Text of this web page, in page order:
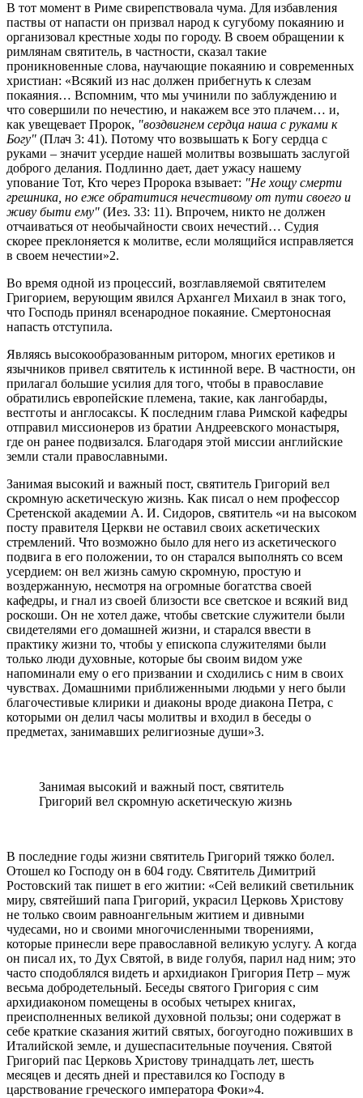
В тот момент в Риме свирепствовала чума. Для избавления
паствы от напасти он призвал народ к сугубому покаянию и
организовал крестные ходы по городу. В своем обращении к
римлянам святитель, в частности, сказал такие
проникновенные слова, научающие покаянию и современных
христиан: «Всякий из нас должен прибегнуть к слезам
покаяния… Вспомним, что мы учинили по заблуждению и
что совершили по нечестию, и накажем все это плачем… и,
как увещевает Пророк, "воздвигнем сердца наша с руками к
Богу" (Плач 3: 41). Потому что возвышать к Богу сердца с
руками – значит усердие нашей молитвы возвышать заслугой
доброго делания. Подлинно дает, дает ужасу нашему
упование Тот, Кто через Пророка взывает: "Не хощу смерти
грешника, но еже обратитися нечестивому от пути своего и
живу быти ему" (Иез. 33: 11). Впрочем, никто не должен
отчаиваться от необычайности своих нечестий… Судия
скорее преклоняется к молитве, если молящийся исправляется
в своем нечестии»2.
Во время одной из процессий, возглавляемой святителем
Григорием, верующим явился Архангел Михаил в знак того,
что Господь принял всенародное покаяние. Смертоносная
напасть отступила.
Являясь высокообразованным ритором, многих еретиков и
язычников привел святитель к истинной вере. В частности, он
прилагал большие усилия для того, чтобы в православие
обратились европейские племена, такие, как лангобарды,
вестготы и англосаксы. К последним глава Римской кафедры
отправил миссионеров из братии Андреевского монастыря,
где он ранее подвизался. Благодаря этой миссии английские
земли стали православными.
Занимая высокий и важный пост, святитель Григорий вел
скромную аскетическую жизнь. Как писал о нем профессор
Сретенской академии А. И. Сидоров, святитель «и на высоком
посту правителя Церкви не оставил своих аскетических
стремлений. Что возможно было для него из аскетического
подвига в его положении, то он старался выполнять со всем
усердием: он вел жизнь самую скромную, простую и
воздержанную, несмотря на огромные богатства своей
кафедры, и гнал из своей близости все светское и всякий вид
роскоши. Он не хотел даже, чтобы светские служители были
свидетелями его домашней жизни, и старался ввести в
практику жизни то, чтобы у епископа служителями были
только люди духовные, которые бы своим видом уже
напоминали ему о его призвании и сходились с ним в своих
чувствах. Домашними приближенными людьми у него были
благочестивые клирики и диаконы вроде диакона Петра, с
которыми он делил часы молитвы и входил в беседы о
предметах, занимавших религиозные души»3.
Занимая высокий и важный пост, святитель
Григорий вел скромную аскетическую жизнь
В последние годы жизни святитель Григорий тяжко болел.
Отошел ко Господу он в 604 году. Святитель Димитрий
Ростовский так пишет в его житии: «Сей великий светильник
миру, святейший папа Григорий, украсил Церковь Христову
не только своим равноангельным житием и дивными
чудесами, но и своими многочисленными творениями,
которые принесли вере православной великую услугу. А когда
он писал их, то Дух Святой, в виде голубя, парил над ним; это
часто сподоблялся видеть и архидиакон Григория Петр – муж
весьма добродетельный. Беседы святого Григория с сим
архидиаконом помещены в особых четырех книгах,
преисполненных великой духовной пользы; они содержат в
себе краткие сказания житий святых, богоугодно поживших в
Италийской земле, и душеспасительные поучения. Святой
Григорий пас Церковь Христову тринадцать лет, шесть
месяцев и десять дней и преставился ко Господу в
царствование греческого императора Фоки»4.